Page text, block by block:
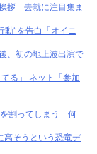
拶 去就に注目集ま
動”を告白「オイニ
、初の地上波出演で
る」 ネット「参加
を割ってしまう 何
高そうという恐竜デ